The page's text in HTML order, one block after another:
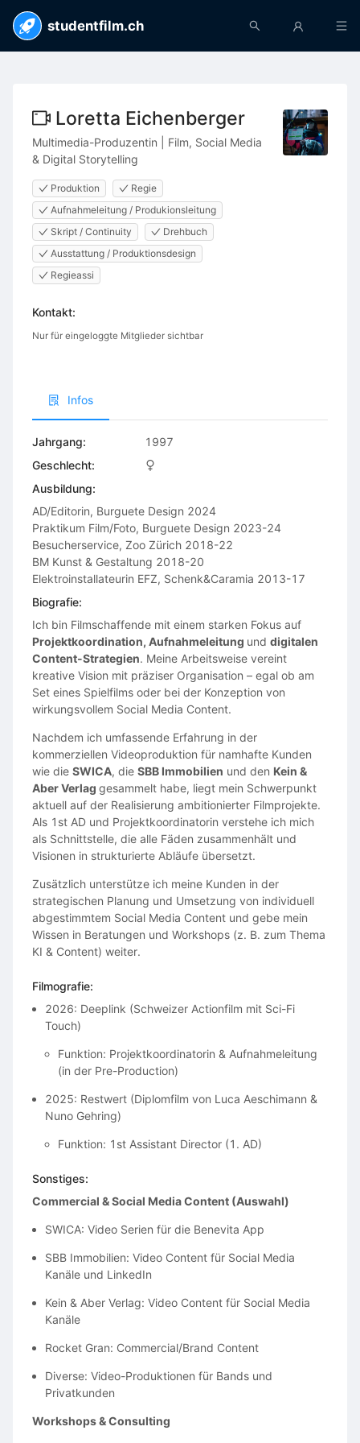
studentfilm.ch
Loretta Eichenberger
Multimedia-Produzentin | Film, Social Media
& Digital Storytelling
Produktion
Regie
Aufnahmeleitung / Produkionsleitung
Skript / Continuity
Drehbuch
Ausstattung / Produktionsdesign
Regieassi
Kontakt:
Nur für eingeloggte Mitglieder sichtbar
Infos
Jahrgang:
1997
Geschlecht:
Ausbildung:
AD/Editorin, Burguete Design 2024
Praktikum Film/Foto, Burguete Design 2023-24
Besucherservice, Zoo Zürich 2018-22
BM Kunst & Gestaltung 2018-20
Elektroinstallateurin EFZ, Schenk&Caramia 2013-17
Biografie:
Ich bin Filmschaffende mit einem starken Fokus auf
Projektkoordination, Aufnahmeleitung und digitalen
Content-Strategien. Meine Arbeitsweise vereint
kreative Vision mit präziser Organisation – egal ob am
Set eines Spielfilms oder bei der Konzeption von
wirkungsvollem Social Media Content.
Nachdem ich umfassende Erfahrung in der
kommerziellen Videoproduktion für namhafte Kunden
wie die SWICA, die SBB Immobilien und den Kein &
Aber Verlag gesammelt habe, liegt mein Schwerpunkt
aktuell auf der Realisierung ambitionierter Filmprojekte.
Als 1st AD und Projektkoordinatorin verstehe ich mich
als Schnittstelle, die alle Fäden zusammenhält und
Visionen in strukturierte Abläufe übersetzt.
Zusätzlich unterstütze ich meine Kunden in der
strategischen Planung und Umsetzung von individuell
abgestimmtem Social Media Content und gebe mein
Wissen in Beratungen und Workshops (z. B. zum Thema
KI & Content) weiter.
Filmografie:
2026: Deeplink (Schweizer Actionfilm mit Sci-Fi
Touch)
Funktion: Projektkoordinatorin & Aufnahmeleitung
(in der Pre-Production)
2025: Restwert (Diplomfilm von Luca Aeschimann &
Nuno Gehring)
Funktion: 1st Assistant Director (1. AD)
Sonstiges:
Commercial & Social Media Content (Auswahl)
SWICA: Video Serien für die Benevita App
SBB Immobilien: Video Content für Social Media
Kanäle und LinkedIn
Kein & Aber Verlag: Video Content für Social Media
Kanäle
Rocket Gran: Commercial/Brand Content
Diverse: Video-Produktionen für Bands und
Privatkunden
Workshops & Consulting